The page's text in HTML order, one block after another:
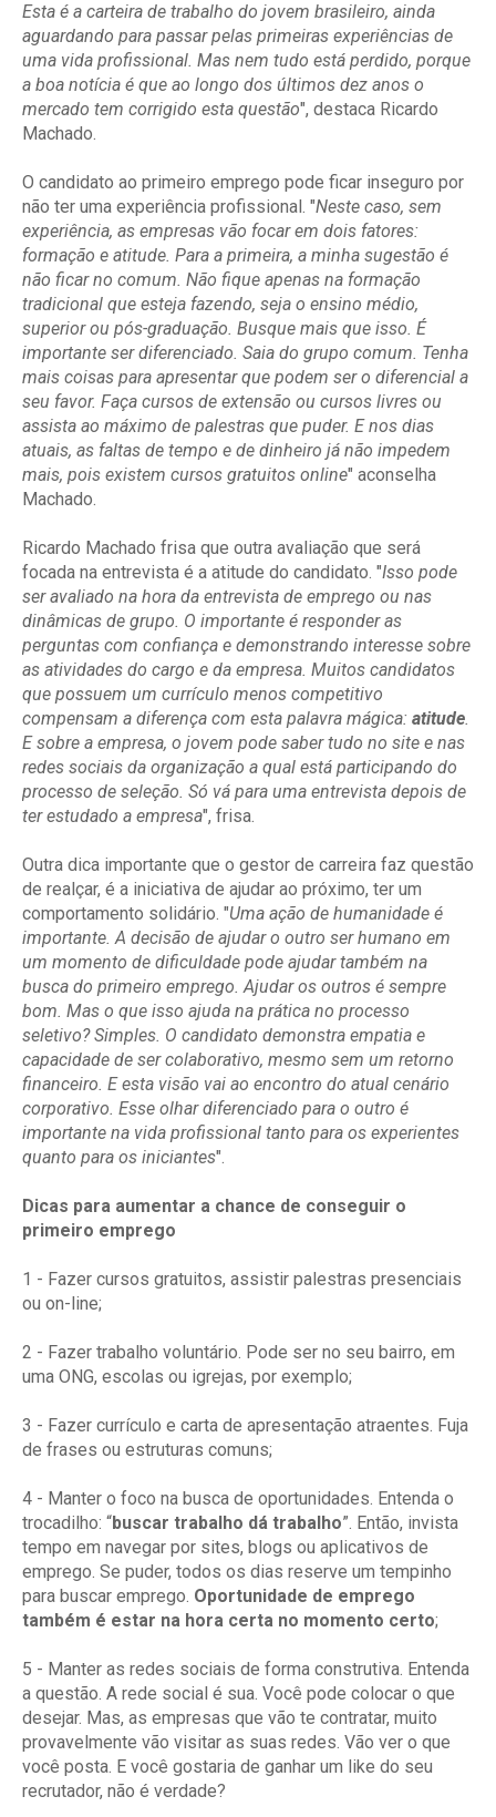
Esta é a carteira de trabalho do jovem brasileiro, ainda
aguardando para passar pelas primeiras experiências de
uma vida profissional. Mas nem tudo está perdido, porque
a boa notícia é que ao longo dos últimos dez anos o
mercado tem corrigido esta questão", destaca Ricardo
Machado.
O candidato ao primeiro emprego pode ficar inseguro por
não ter uma experiência profissional. "Neste caso, sem
experiência, as empresas vão focar em dois fatores:
formação e atitude. Para a primeira, a minha sugestão é
não ficar no comum. Não fique apenas na formação
tradicional que esteja fazendo, seja o ensino médio,
superior ou pós-graduação. Busque mais que isso. É
importante ser diferenciado. Saia do grupo comum. Tenha
mais coisas para apresentar que podem ser o diferencial a
seu favor. Faça cursos de extensão ou cursos livres ou
assista ao máximo de palestras que puder. E nos dias
atuais, as faltas de tempo e de dinheiro já não impedem
mais, pois existem cursos gratuitos online" aconselha
Machado.
Ricardo Machado frisa que outra avaliação que será
focada na entrevista é a atitude do candidato. "Isso pode
ser avaliado na hora da entrevista de emprego ou nas
dinâmicas de grupo. O importante é responder as
perguntas com confiança e demonstrando interesse sobre
as atividades do cargo e da empresa. Muitos candidatos
que possuem um currículo menos competitivo
compensam a diferença com esta palavra mágica: atitude.
E sobre a empresa, o jovem pode saber tudo no site e nas
redes sociais da organização a qual está participando do
processo de seleção. Só vá para uma entrevista depois de
ter estudado a empresa", frisa.
Outra dica importante que o gestor de carreira faz questão
de realçar, é a iniciativa de ajudar ao próximo, ter um
comportamento solidário. "Uma ação de humanidade é
importante. A decisão de ajudar o outro ser humano em
um momento de dificuldade pode ajudar também na
busca do primeiro emprego. Ajudar os outros é sempre
bom. Mas o que isso ajuda na prática no processo
seletivo? Simples. O candidato demonstra empatia e
capacidade de ser colaborativo, mesmo sem um retorno
financeiro. E esta visão vai ao encontro do atual cenário
corporativo. Esse olhar diferenciado para o outro é
importante na vida profissional tanto para os experientes
quanto para os iniciantes".
Dicas para aumentar a chance de conseguir o
primeiro emprego
1 - Fazer cursos gratuitos, assistir palestras presenciais
ou on-line;
2 - Fazer trabalho voluntário. Pode ser no seu bairro, em
uma ONG, escolas ou igrejas, por exemplo;
3 - Fazer currículo e carta de apresentação atraentes. Fuja
de frases ou estruturas comuns;
4 - Manter o foco na busca de oportunidades. Entenda o
trocadilho: “buscar trabalho dá trabalho”. Então, invista
tempo em navegar por sites, blogs ou aplicativos de
emprego. Se puder, todos os dias reserve um tempinho
para buscar emprego. Oportunidade de emprego
também é estar na hora certa no momento certo;
5 - Manter as redes sociais de forma construtiva. Entenda
a questão. A rede social é sua. Você pode colocar o que
desejar. Mas, as empresas que vão te contratar, muito
provavelmente vão visitar as suas redes. Vão ver o que
você posta. E você gostaria de ganhar um like do seu
recrutador, não é verdade?